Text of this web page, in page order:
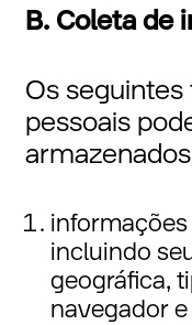
B. Coleta de
Os
pessoais
informações
incluindo
geográfica,
navegador